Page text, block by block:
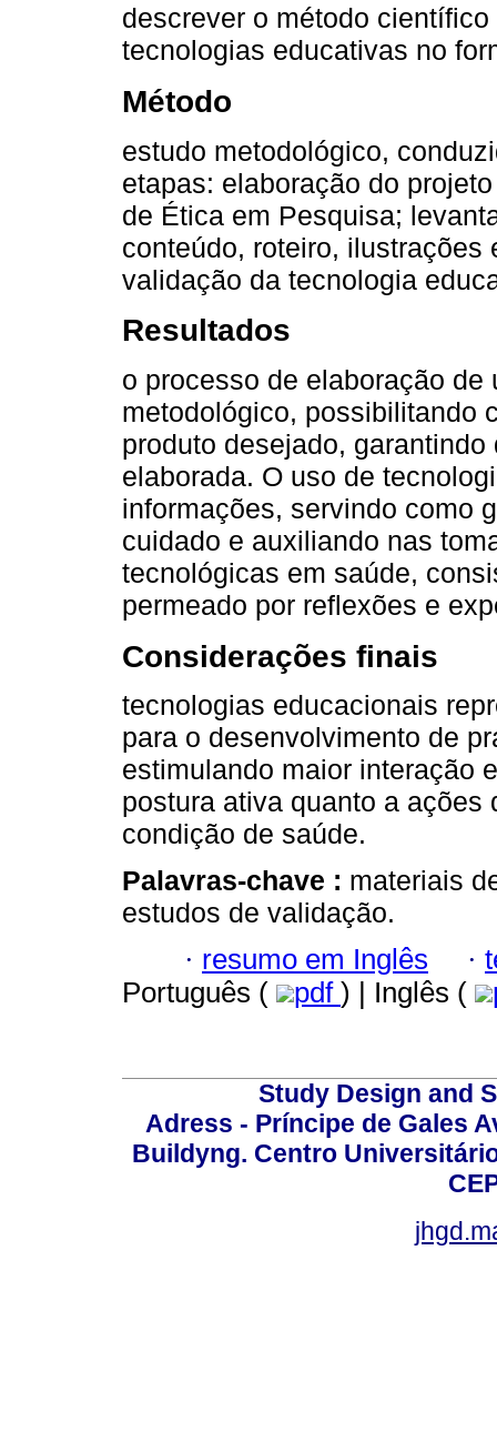
descrever o método
tecnologias educativas no
Método
estudo metodológico,
etapas: elaboração do
de Ética em Pesquisa;
conteúdo, roteiro,
validação da tecnologia
Resultados
o processo de elaboração
metodológico, possibilitando
produto desejado,
elaborada. O uso de
informações, servindo como
cuidado e auxiliando nas
tecnológicas em saúde,
permeado por reflexões e
Considerações finais
tecnologias educacionais
para o desenvolvimento de
estimulando maior interação
postura ativa quanto a
condição de saúde.
Palavras-chave : materiais
estudos de validação.
· resumo em Inglês ·
Português (
pdf ) | Inglês (
Study Design and
Adress - Príncipe de Gales
Buildyng. Centro